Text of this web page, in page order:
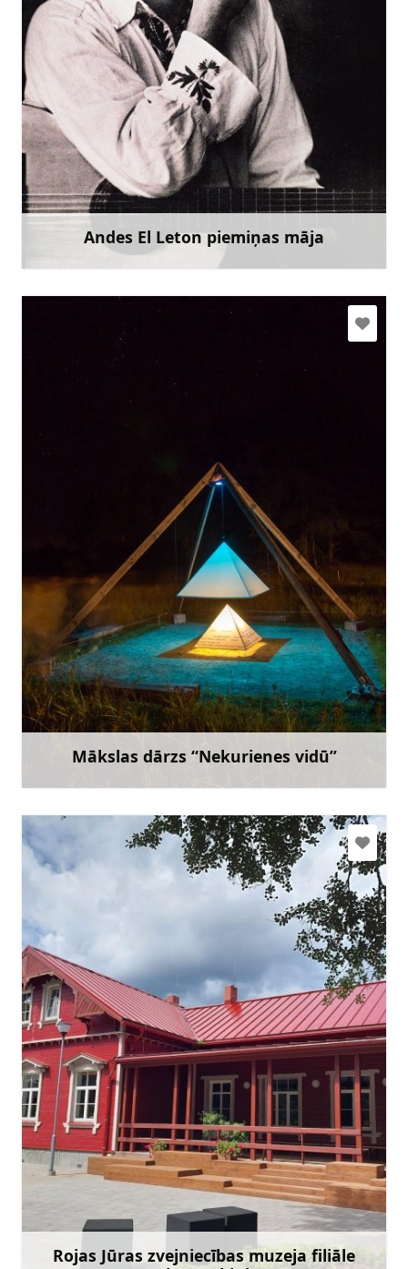
Andes El Leton piemiņas māja
timba@inbox.lv
+371 26623781
Doties
Uzzināt vairāk
Mākslas dārzs “Nekurienes vidū”
+371 29406191
Doties
Uzzināt vairāk
Rojas Jūras zvejniecības muzeja filiāle
rojasmuzejs@talsi.lv ​